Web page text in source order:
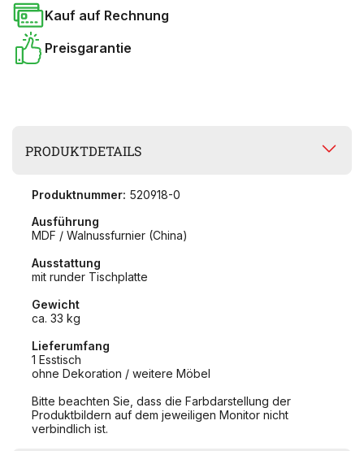
Kauf auf Rechnung
Preisgarantie
PRODUKTDETAILS
Produktnummer: 520918-0
Ausführung
MDF / Walnussfurnier (China)
Ausstattung
mit runder Tischplatte
Gewicht
ca. 33 kg
Lieferumfang
1 Esstisch
ohne Dekoration / weitere Möbel
Bitte beachten Sie, dass die Farbdarstellung der
Produktbildern auf dem jeweiligen Monitor nicht
verbindlich ist.